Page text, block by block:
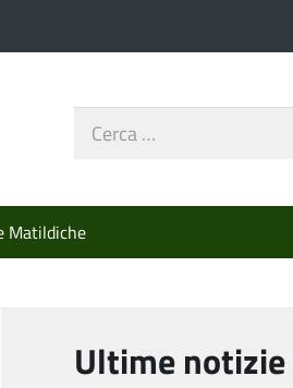
Cerca
Matildiche
Ultime notizie